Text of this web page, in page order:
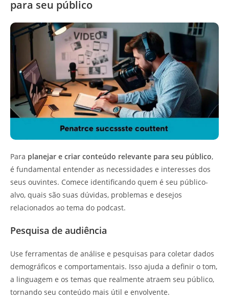
para seu público
Para planejar e criar conteúdo relevante para seu público,
é fundamental entender as necessidades e interesses dos
seus ouvintes. Comece identificando quem é seu público-
alvo, quais são suas dúvidas, problemas e desejos
relacionados ao tema do podcast.
Pesquisa de audiência
Use ferramentas de análise e pesquisas para coletar dados
demográficos e comportamentais. Isso ajuda a definir o tom,
a linguagem e os temas que realmente atraem seu público,
tornando seu conteúdo mais útil e envolvente.